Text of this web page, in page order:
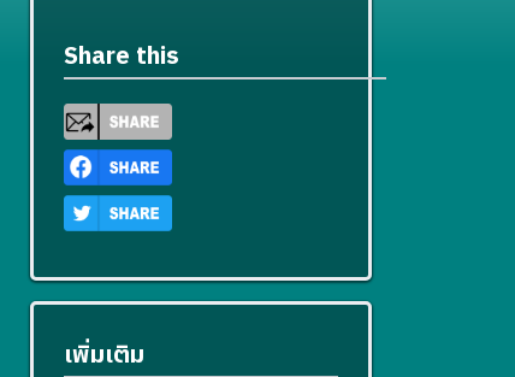
Share this
เพิ่มเติม